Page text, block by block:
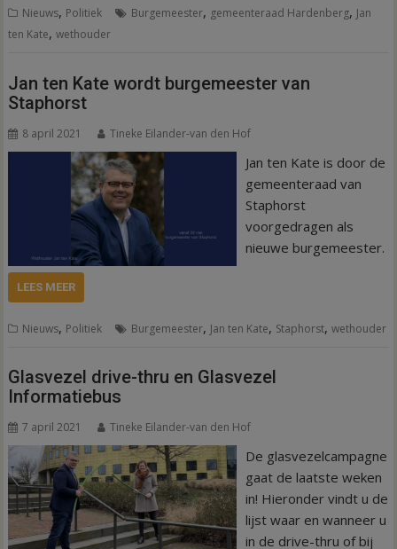
Nieuws, Politiek Burgemeester, gemeenteraad Hardenberg, Jan
ten Kate,wethouder
Jan ten Kate wordt burgemeester van
Staphorst
8 april 2021 Tineke Eilander-van den Hof
Jan ten Kate is door de
gemeenteraad van
Staphorst
voorgedragen als
nieuwe burgemeester.
LEES MEER
Nieuws, Politiek Burgemeester, Jan ten Kate, Staphorst,wethouder
Glasvezel drive-thru en Glasvezel
Informatiebus
7 april 2021 Tineke Eilander-van den Hof
De glasvezelcampagne
gaat de laatste weken
in! Hieronder vindt u de
lijst waar en wanneer u
in de drive-thru of bij